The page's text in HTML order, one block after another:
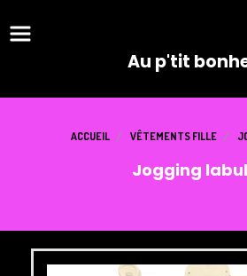
Au p'tit
ACCUEIL VÊTEMENTS FILLE
Jogging